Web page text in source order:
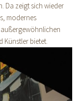
Da zeigt sich wieder
modernes
Künstler bietet.